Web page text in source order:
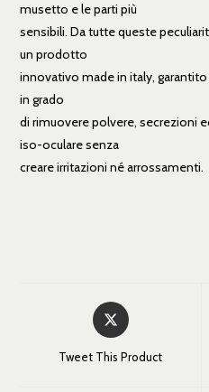
musetto e le parti più
sensibili. Da tutte queste
un prodotto
innovativo made in italy,
in grado
di rimuovere polvere, secrezioni
iso-oculare senza
creare irritazioni né arrossamenti.
Tweet This Product